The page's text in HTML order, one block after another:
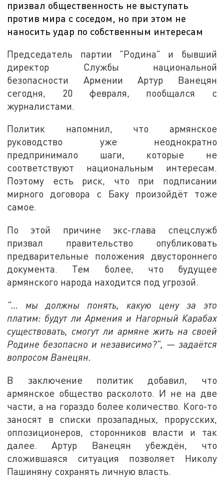
призвал общественность не выступать
против мира с соседом, но при этом не
наносить удар по собственным интересам
Председатель партии "Родина" и бывший
директор Службы национальной
безопасности Армении Артур Ванецян
сегодня, 20 февраля, пообщался с
журналистами.
Политик напомнил, что армянское
руководство уже неоднократно
предпринимало шаги, которые не
соответствуют национальным интересам.
Поэтому есть риск, что при подписании
мирного договора с Баку произойдёт тоже
самое.
По этой причине экс-глава спецслужб
призвал правительство опубликовать
предварительные положения двустороннего
документа. Тем более, что будущее
армянского народа находится под угрозой.
"… мы должны понять, какую цену за это
платим: будут ли Армения и Нагорный Карабах
существовать, смогут ли армяне жить на своей
Родине безопасно и независимо?", — задаётся
вопросом Ванецян.
В заключение политик добавил, что
армянское общество расколото. И не на две
части, а на гораздо более количество. Кого-то
заносят в списки прозападных, прорусских,
оппозиционеров, сторонников власти и так
далее. Артур Ванецян убеждён, что
сложившаяся ситуация позволяет Николу
Пашиняну сохранять личную власть.